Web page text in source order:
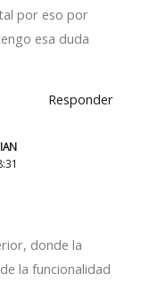
por eso por
esa duda
Responder
donde la
la funcionalidad